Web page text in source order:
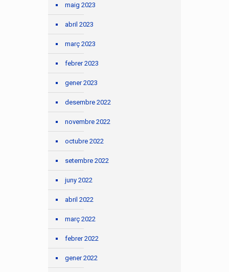
maig 2023
abril 2023
març 2023
febrer 2023
gener 2023
desembre 2022
novembre 2022
octubre 2022
setembre 2022
juny 2022
abril 2022
març 2022
febrer 2022
gener 2022